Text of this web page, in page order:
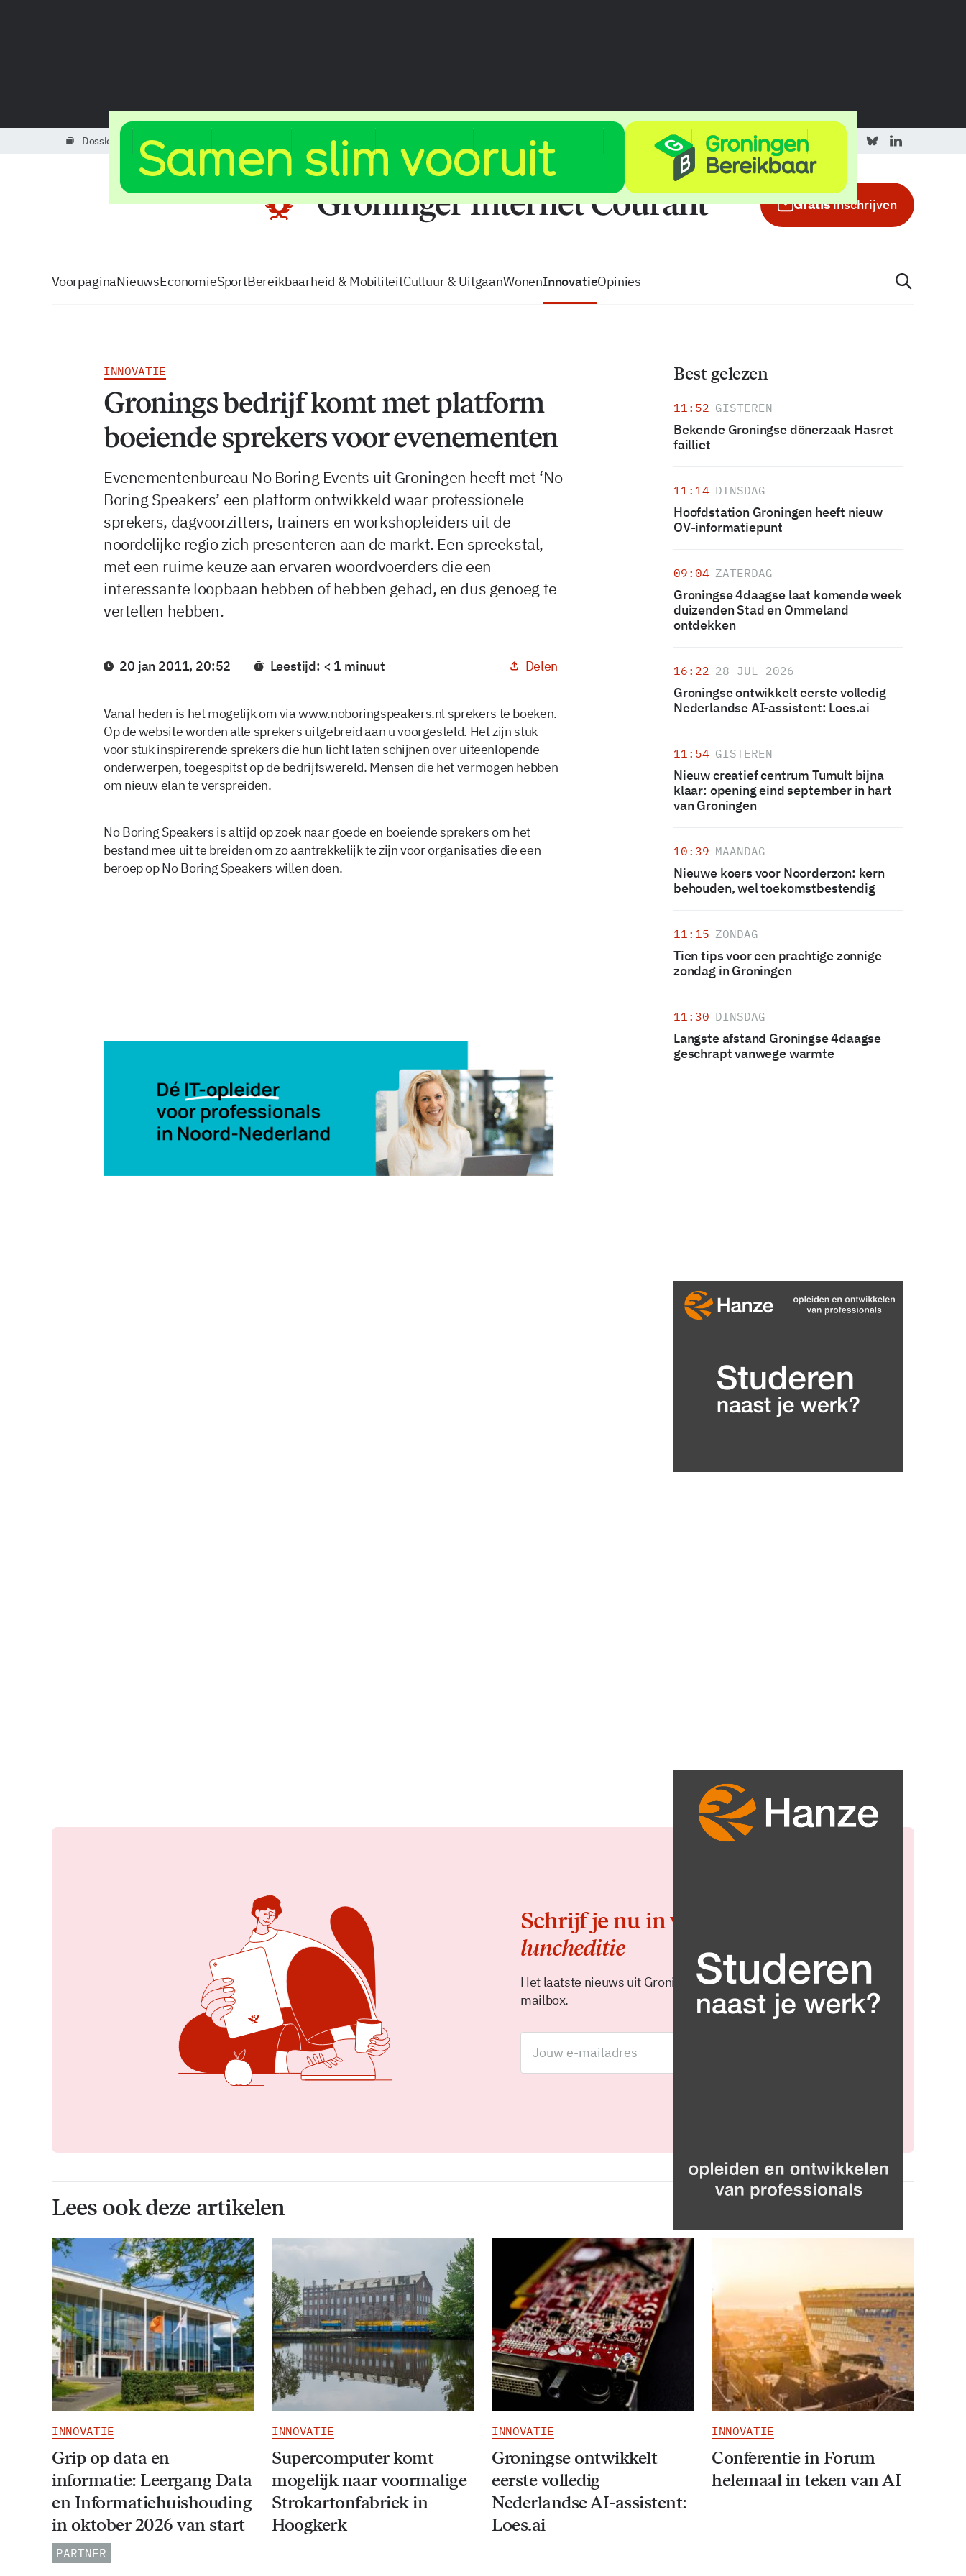
dossiers vacatures Tip de redactie Adverteren in de GIC
Gratisinschrijven
VoorpaginaNieuwsEconomieSportBereikbaarheid & MobiliteitCultuur & UitgaanWonenInnovatieOpinies
INNOVATIE
Gronings bedrijf komt met platform
boeiende sprekers voor evenementen
Evenementenbureau No Boring Events uit Groningen heeft met ‘No
Boring Speakers’ een platform ontwikkeld waar professionele
sprekers, dagvoorzitters, trainers en workshopleiders uit de
noordelijke regio zich presenteren aan de markt. Een spreekstal,
met een ruime keuze aan ervaren woordvoerders die een
interessante loopbaan hebben of hebben gehad, en dus genoeg te
vertellen hebben.
20 jan 2011, 20:52 Leestijd: < 1 minuut Delen
Vanaf heden is het mogelijk om via www.noboringspeakers.nl sprekers te boeken.
Op de website worden alle sprekers uitgebreid aan u voorgesteld. Het zijn stuk
voor stuk inspirerende sprekers die hun licht laten schijnen over uiteenlopende
onderwerpen, toegespitst op de bedrijfswereld. Mensen die het vermogen hebben
om nieuw elan te verspreiden.
No Boring Speakers is altijd op zoek naar goede en boeiende sprekers om het
bestand mee uit te breiden om zo aantrekkelijk te zijn voor organisaties die een
beroep op No Boring Speakers willen doen.
20 jan 2011, 20:52 Delen
Best gelezen
11:52 GISTEREN
Bekende Groningse dönerzaak Hasret
failliet
11:14 DINSDAG
Hoofdstation Groningen heeft nieuw
OV-informatiepunt
09:04 ZATERDAG
Groningse 4daagse laat komende week
duizenden Stad en Ommeland
ontdekken
16:22 28 JUL 2026
Groningse ontwikkelt eerste volledig
Nederlandse AI-assistent: Loes.ai
11:54 GISTEREN
Nieuw creatief centrum Tumult bijna
klaar: opening eind september in hart
van Groningen
10:39 MAANDAG
Nieuwe koers voor Noorderzon: kern
behouden, wel toekomstbestendig
11:15 ZONDAG
Tien tips voor een prachtige zonnige
zondag in Groningen
11:30 DINSDAG
Langste afstand Groningse 4daagse
geschrapt vanwege warmte
Schrijf je nu in voor de
luncheditie
Het laatste nieuws uit Groningen elke middag in je
mailbox.
Lees ook deze artikelen
INNOVATIE
Grip op data en
informatie: Leergang Data
en Informatiehuishouding
in oktober 2026 van start
PARTNER
INNOVATIE
Supercomputer komt
mogelijk naar voormalige
Strokartonfabriek in
Hoogkerk
INNOVATIE
Groningse ontwikkelt
eerste volledig
Nederlandse AI-assistent:
Loes.ai
INNOVATIE
Conferentie in Forum
helemaal in teken van AI